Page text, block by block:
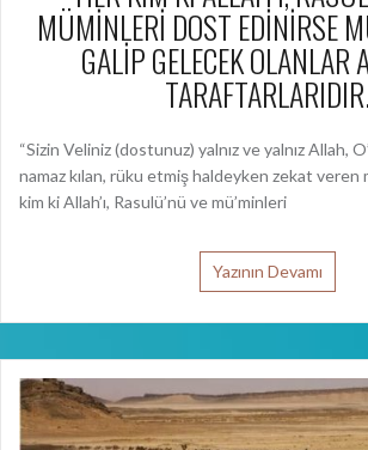
MÜMİNLERİ DOST EDİNİRSE
GALİP GELECEK OLANLAR
TARAFTARLARIDIR.
“Sizin Veliniz (dostunuz) yalnız ve yalnız Allah,
namaz kılan, rüku etmiş haldeyken zekat veren
kim ki Allah’ı, Rasulü’nü ve mü’minleri
Yazının Devamı